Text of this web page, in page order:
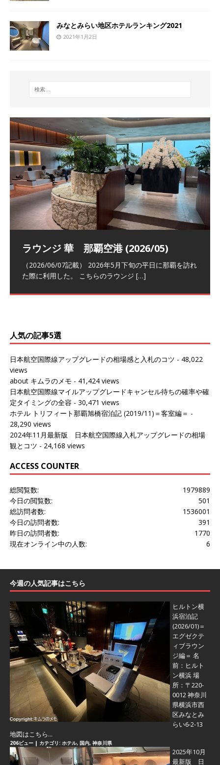
みなとみらい地区ホテルランキング2021
2021年1月2日
祝！日本航空・マリオットの戦略パー
トナーシップによるFOP無料付与とス
テイタスマッチ
ラウンジ 華 那覇空港 (2026/05)
（2026/06/07記載） 2026年5月下旬の平日に那覇を訪れ
た際に利用した。 こちらのラウンジ […]
The Coral Executive Lounge スワ
ンナプーム国際空港国内線ラウンジ
(2026/01)
日本航空 羽田空港国際線ファースト
クラスラウンジ (2026/01)
（2026/03/18記載） 2026年1月、毎年恒例の新年の羽田
バンコクエアウェイズ スワンナプー
ム国際空港国内線ラウンジ (2026/01)
（2026/03/13記載） 2026年1月上旬にバンコク経由でチ
人気の記事5選
日本航空国際線アップグレードの相場感と入札のコツ - 48,022
views
about キムラのメモ - 41,424 views
日本航空国際線マイルアップグレードキャンセル待ちの確率や確
定タイミングの全容 - 30,471 views
ホテル トリフィート那覇旭橋宿泊記 (2019/11)＝客室編＝ -
28,290 views
2024年11月最新版 日本航空国際線入札アップグレードの相場
観とコツ - 24,168 views
ACCESS COUNTER
1979889
総閲覧数:
501
今日の閲覧数:
1536001
総訪問者数:
391
今日の訪問者数:
1770
昨日の訪問者数:
6
現在オンライン中の人数:
今週の人気記事はこちら
ヒルトン横
浜宿泊記
(2026/01)＝
エグゼクテ
ィブラウン
ジ編＝ 名
前：ヒルト
ン横浜 場
所：〒220-
0012 神奈川
県横浜市西
区みなとみ
らい6-2-13
地図はこちら...
206ビュー | カテゴリ: ホテル, 国内, 神奈川県
2025年10月
最新版 日